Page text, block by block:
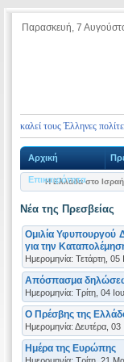
Παρασκευή, 7
τους Έλληνες πολίτες
Αρχική
Επικαιρότητα
Η Ελλάδα στο
Νέα της Πρεσβείας
Ομιλία Υφυπουργού
για την
Ημερομηνία: Τετάρτη, 05
Απόσπασμα
Ημερομηνία: Τρίτη, 04
Ο Πρέσβης της
Ημερομηνία: Δευτέρα, 03
Ημέρα της Ευρώπης